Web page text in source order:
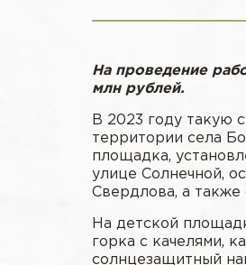
На проведение
млн рублей.
В 2023 году такую
территории села
площадка,
улице Солнечной,
Свердлова, а также
На детской
горка с качелями,
солнцезащитный